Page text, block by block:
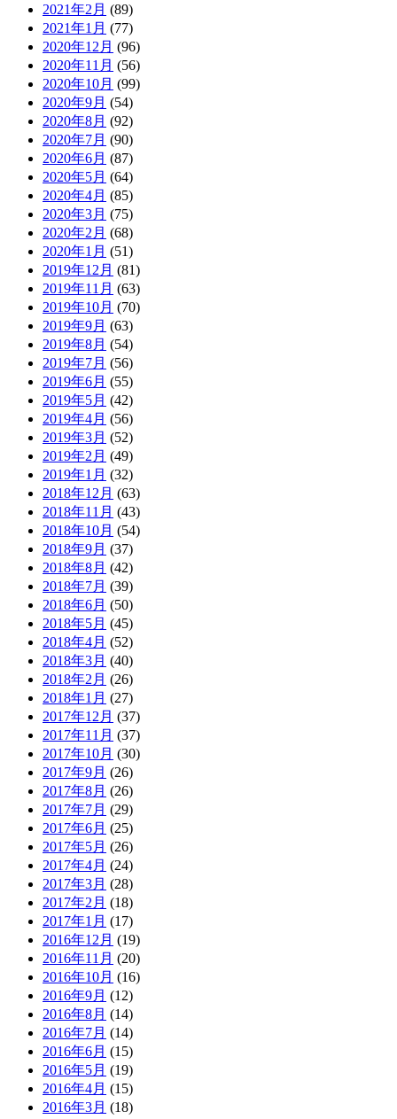
2021年2月 (89)
2021年1月 (77)
2020年12月 (96)
2020年11月 (56)
2020年10月 (99)
2020年9月 (54)
2020年8月 (92)
2020年7月 (90)
2020年6月 (87)
2020年5月 (64)
2020年4月 (85)
2020年3月 (75)
2020年2月 (68)
2020年1月 (51)
2019年12月 (81)
2019年11月 (63)
2019年10月 (70)
2019年9月 (63)
2019年8月 (54)
2019年7月 (56)
2019年6月 (55)
2019年5月 (42)
2019年4月 (56)
2019年3月 (52)
2019年2月 (49)
2019年1月 (32)
2018年12月 (63)
2018年11月 (43)
2018年10月 (54)
2018年9月 (37)
2018年8月 (42)
2018年7月 (39)
2018年6月 (50)
2018年5月 (45)
2018年4月 (52)
2018年3月 (40)
2018年2月 (26)
2018年1月 (27)
2017年12月 (37)
2017年11月 (37)
2017年10月 (30)
2017年9月 (26)
2017年8月 (26)
2017年7月 (29)
2017年6月 (25)
2017年5月 (26)
2017年4月 (24)
2017年3月 (28)
2017年2月 (18)
2017年1月 (17)
2016年12月 (19)
2016年11月 (20)
2016年10月 (16)
2016年9月 (12)
2016年8月 (14)
2016年7月 (14)
2016年6月 (15)
2016年5月 (19)
2016年4月 (15)
2016年3月 (18)